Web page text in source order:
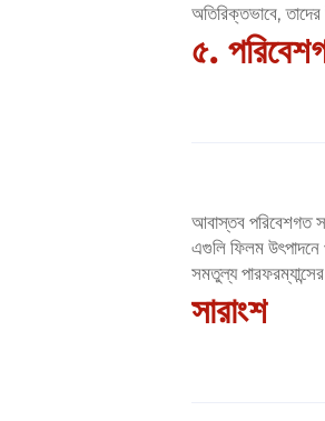
অতিরিক্তভাবে,
৫.
আবাস্তব পরিবেশগত
এগুলি ফিলম উৎপাদনে
সমতুল্য
সারাংশ